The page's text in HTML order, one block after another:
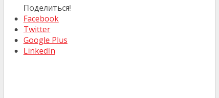
Поделиться!
Facebook
Twitter
Google Plus
LinkedIn